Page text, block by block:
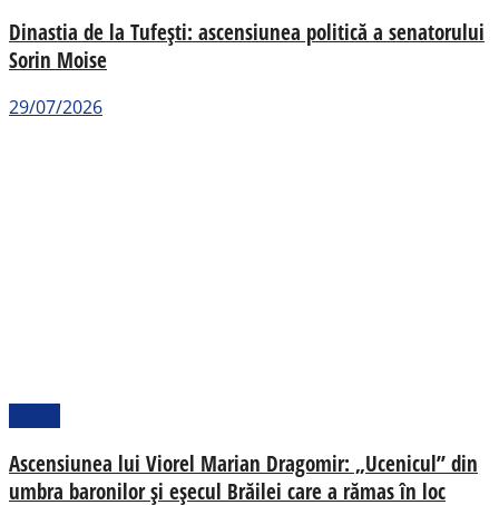
Dinastia de la Tufești: ascensiunea politică a senatorului
Sorin Moise
29/07/2026
Ascensiunea lui Viorel Marian Dragomir: „Ucenicul” din
umbra baronilor și eșecul Brăilei care a rămas în loc